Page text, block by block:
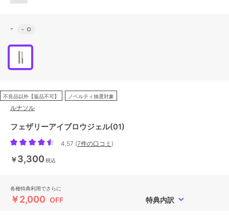
- - ○
不良品以外【返品不可】 ノベルティ抽選対象
ルナソル
フェザリーアイブロウジェル(01)
4.57 (7件の口コミ )
￥3,300 税込
各種特典利用でさらに
￥2,000 OFF 特典内訳